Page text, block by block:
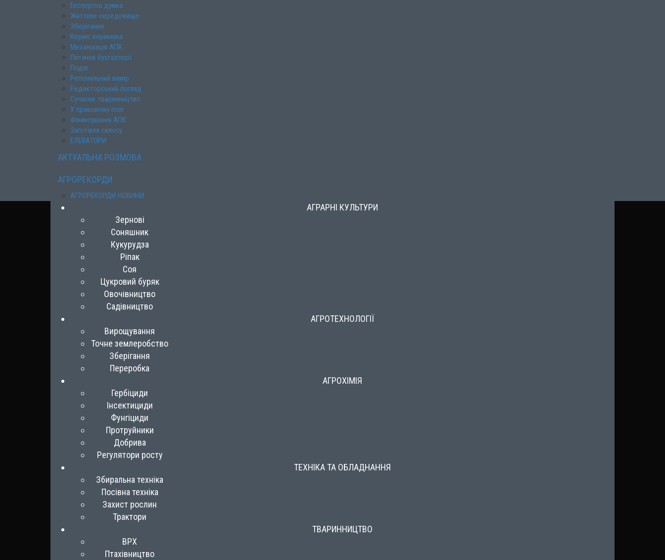
Експертна думка
Життєве середовище
Зберігання
Кермо керівника
Механізація АПК
Питання бухгалтерії
Подія
Регіональний вимір
Редакторський погляд
Сучасне тваринництво
У правовому полі
Фінансування АПК
Заготівля силосу
ЕЛЕВАТОРИ
АКТУАЛЬНА РОЗМОВА
АГРОРЕКОРДИ
АГРОРЕКОРДИ НОВИНИ
АГРАРНІ КУЛЬТУРИ
Зернові
Соняшник
Кукурудза
Ріпак
Соя
Цукровий буряк
Овочівництво
Садівництво
АГРОТЕХНОЛОГІЇ
Вирощування
Точне землеробство
Зберігання
Переробка
АГРОХІМІЯ
Гербіциди
Інсектициди
Фунгіциди
Протруйники
Добрива
Регулятори росту
ТЕХНІКА ТА ОБЛАДНАННЯ
Збиральна техніка
Посівна техніка
Захист рослин
Трактори
ТВАРИННИЦТВО
ВРХ
Птахівництво